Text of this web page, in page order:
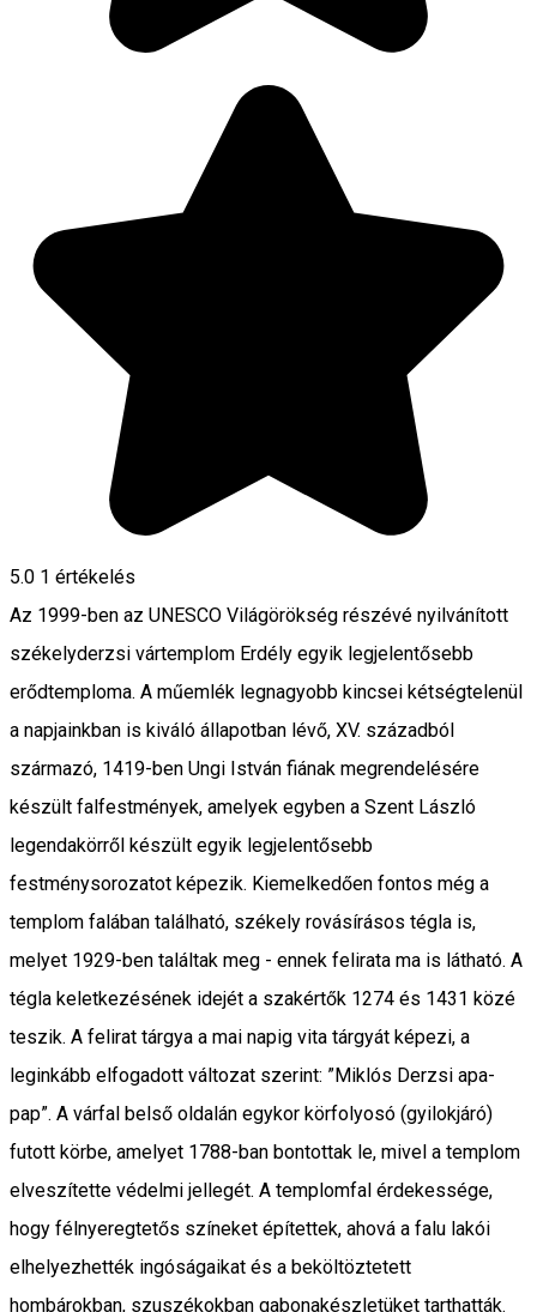
5.0 1 értékelés
Az 1999-ben az UNESCO Világörökség részévé nyilvánított
székelyderzsi vártemplom Erdély egyik legjelentősebb
erődtemploma. A műemlék legnagyobb kincsei kétségtelenül
a napjainkban is kiváló állapotban lévő, XV. századból
származó, 1419-ben Ungi István fiának megrendelésére
készült falfestmények, amelyek egyben a Szent László
legendakörről készült egyik legjelentősebb
festménysorozatot képezik. Kiemelkedően fontos még a
templom falában található, székely rovásírásos tégla is,
melyet 1929-ben találtak meg - ennek felirata ma is látható. A
tégla keletkezésének idejét a szakértők 1274 és 1431 közé
teszik. A felirat tárgya a mai napig vita tárgyát képezi, a
leginkább elfogadott változat szerint: ”Miklós Derzsi apa-
pap”. A várfal belső oldalán egykor körfolyosó (gyilokjáró)
futott körbe, amelyet 1788-ban bontottak le, mivel a templom
elveszítette védelmi jellegét. A templomfal érdekessége,
hogy félnyeregtetős színeket építettek, ahová a falu lakói
elhelyezhették ingóságaikat és a beköltöztetett
hombárokban, szuszékokban gabonakészletüket tarthatták.